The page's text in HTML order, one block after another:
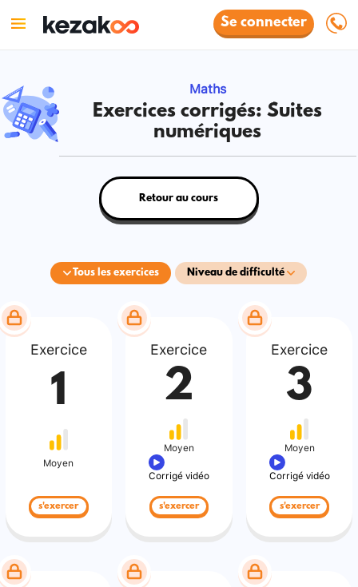
Se connecter
Maths
Exercices corrigés: Suites
numériques
Tous les exercices Niveau de difficulté
Retour au cours
Exercice
1
Moyen
s'exercer
Exercice
2
Moyen
Corrigé vidéo
s'exercer
Exercice
3
Moyen
Corrigé vidéo
s'exercer